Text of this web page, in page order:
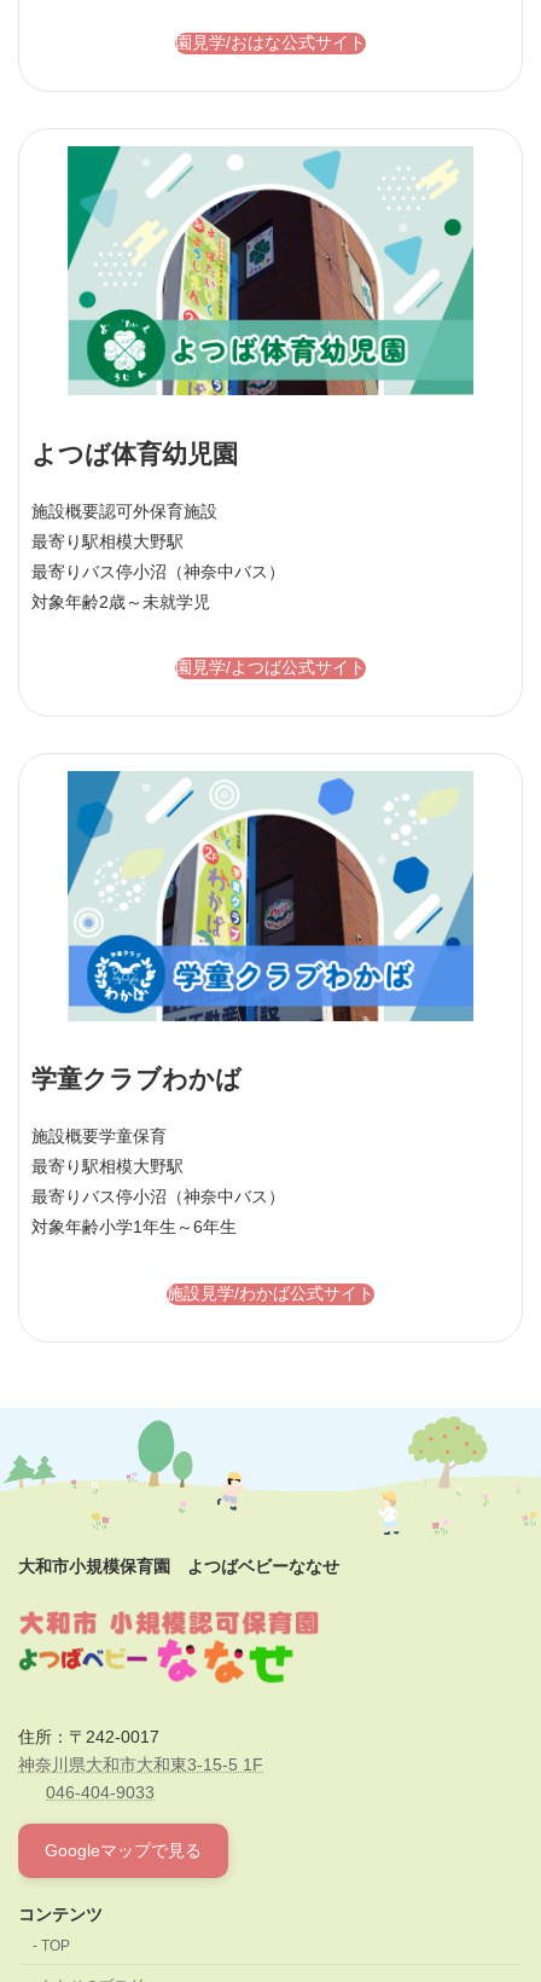
園見学/おはな公式サイト
よつば体育幼児園
施設概要認可外保育施設
最寄り駅相模大野駅
最寄りバス停小沼（神奈中バス）
対象年齢2歳～未就学児
園見学/よつば公式サイト
学童クラブわかば
施設概要学童保育
最寄り駅相模大野駅
最寄りバス停小沼（神奈中バス）
対象年齢小学1年生～6年生
施設見学/わかば公式サイト
大和市小規模保育園 よつばベビーななせ
住所：〒242-0017
神奈川県大和市大和東3-15-5 1F
046-404-9033
Googleマップで見る
コンテンツ
TOP